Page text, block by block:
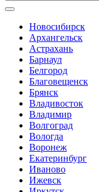
Новосибирск
Архангельск
Астрахань
Барнаул
Белгород
Благовещенск
Брянск
Владивосток
Владимир
Волгоград
Вологда
Воронеж
Екатеринбург
Иваново
Ижевск